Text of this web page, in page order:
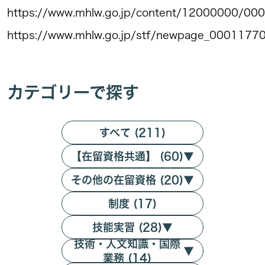
https://www.mhlw.go.jp/content/12000000/
https://www.mhlw.go.jp/stf/
カテゴリーで探す
すべて (211)
【在留資格共通】 (60)▼
その他の在留資格 (20)▼
制度 (17)
技能実習 (28)▼
技術・人文知識・国際
業務 (14)
▼